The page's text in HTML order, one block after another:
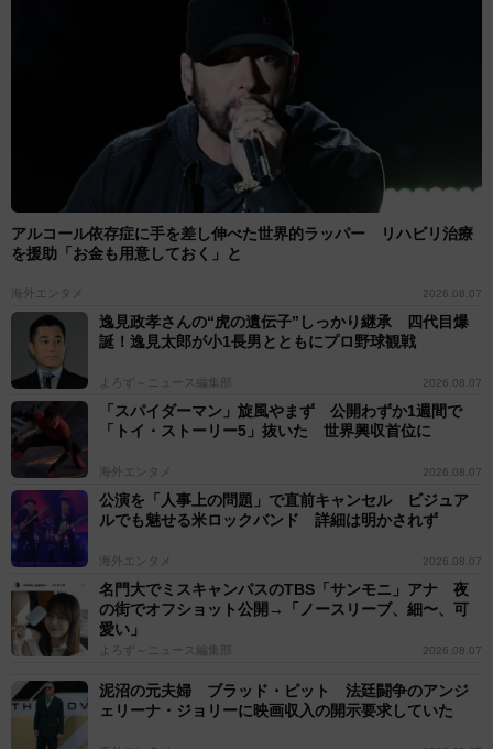
アルコール依存症に手を差し伸べた世界的ラッパー リハビリ治療
を援助「お金も用意しておく」と
海外エンタメ 2026.08.07
逸見政孝さんの“虎の遺伝子”しっかり継承 四代目爆
誕！逸見太郎が小1長男とともにプロ野球観戦
よろず～ニュース編集部 2026.08.07
「スパイダーマン」旋風やまず 公開わずか1週間で
「トイ・ストーリー5」抜いた 世界興収首位に
海外エンタメ 2026.08.07
公演を「人事上の問題」で直前キャンセル ビジュア
ルでも魅せる米ロックバンド 詳細は明かされず
海外エンタメ 2026.08.07
名門大でミスキャンパスのTBS「サンモニ」アナ 夜
の街でオフショット公開→「ノースリーブ、細〜、可
愛い」
よろず～ニュース編集部 2026.08.07
泥沼の元夫婦 ブラッド・ピット 法廷闘争のアンジ
ェリーナ・ジョリーに映画収入の開示要求していた